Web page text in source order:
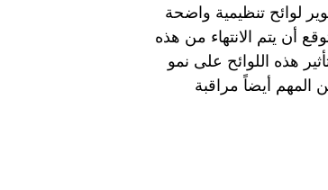
لوائح تنظيمية واضحة
أن يتم الانتهاء من هذه
كيفية تأثير هذه اللوائح على نمو
أيضاً مراقبة